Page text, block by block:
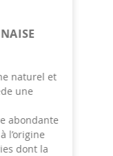
naturel et
une
abondante
l’origine
dont la